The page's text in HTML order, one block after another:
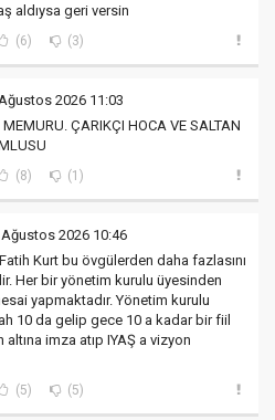
aldıysa geri versin
(6) (3)
2026 11:03
ÇARIKÇI HOCA VE SALTAN
(8) (1)
2026 10:46
Kurt bu övgülerden daha fazlasını
Her bir yönetim kurulu üyesinden
yapmaktadır. Yönetim kurulu
10 da gelip gece 10 a kadar bir fiil
altına imza atıp IYAŞ a vizyon
(5) (5)